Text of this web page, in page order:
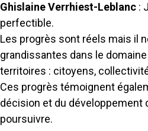
Ghislaine Verrhiest-Leblanc :
perfectible.
Les progrès sont réels mais il
grandissantes dans le
territoires : citoyens,
Ces progrès témoignent
décision et du développement
poursuivre.